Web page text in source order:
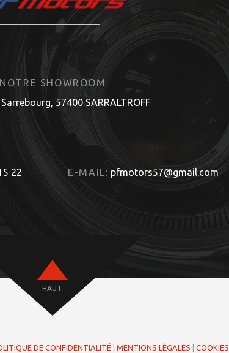
NOTRE SHOWROOM
57400 SARRALTROFF
22 E-MAIL: pfmotors57@gmail.com
HAUT
DE CONFIDENTIALITÉ| MENTIONS LÉGALES COOKIES